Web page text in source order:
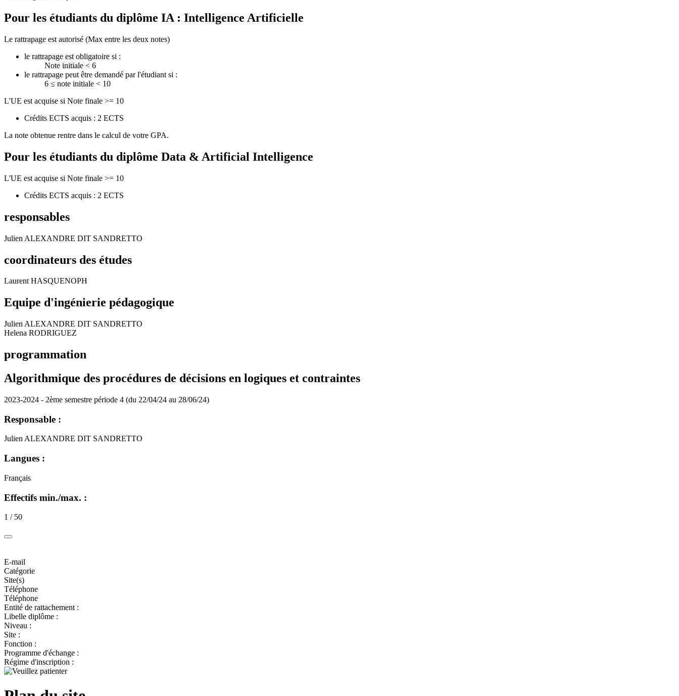
Pour les étudiants du diplôme IA : Intelligence Artificielle
Le rattrapage est autorisé (Max entre les deux notes)
le rattrapage est obligatoire si :
Note initiale < 6
le rattrapage peut être demandé par l'étudiant si :
6 ≤ note initiale < 10
L'UE est acquise si Note finale >= 10
Crédits ECTS acquis : 2 ECTS
La note obtenue rentre dans le calcul de votre GPA.
Pour les étudiants du diplôme Data & Artificial Intelligence
L'UE est acquise si Note finale >= 10
Crédits ECTS acquis : 2 ECTS
responsables
Julien ALEXANDRE DIT SANDRETTO
coordinateurs des études
Laurent HASQUENOPH
Equipe d'ingénierie pédagogique
Julien ALEXANDRE DIT SANDRETTO
Helena RODRIGUEZ
programmation
Algorithmique des procédures de décisions en logiques et contraintes
2023-2024 - 2ème semestre période 4 (du 22/04/24 au 28/06/24)
Responsable :
Julien ALEXANDRE DIT SANDRETTO
Langues :
Français
Effectifs min./max. :
1 / 50
E-mail
Catégorie
Site(s)
Téléphone
Téléphone
Entité de rattachement :
Libelle diplôme :
Niveau :
Site :
Fonction :
Programme d'échange :
Régime d'inscription :